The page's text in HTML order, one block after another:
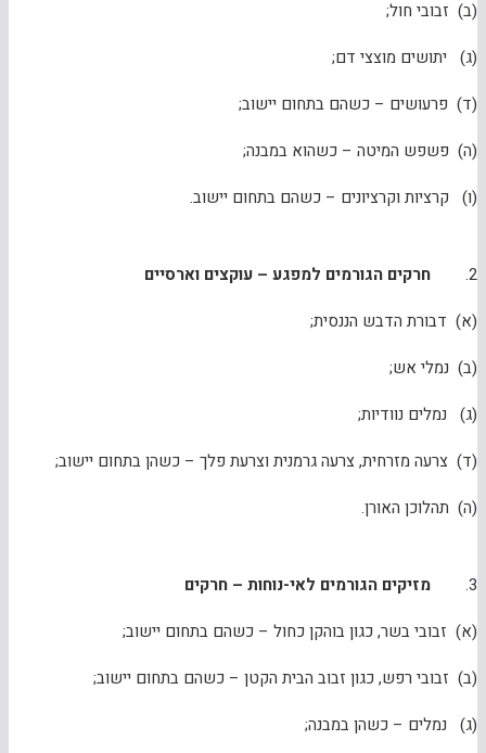
(ב) זבובי חול;
(ג) יתושים מוצצי דם;
(ד) פרעושים – כשהם בתחום יישוב;
(ה) פשפש המיטה – כשהוא במבנה;
(ו) קרציות וקרציונים – כשהם בתחום יישוב.
2.
חרקים הגורמים למפגע – עוקצים וארסיים
(א) דבורת הדבש הננסית;
(ב) נמלי אש;
(ג) נמלים נוודיות;
(ד) צרעה מזרחית, צרעה גרמנית וצרעת פלך – כשהן בתחום יישוב;
(ה) תהלוכן האורן.
3.
מזיקים הגורמים לאי-נוחות – חרקים
(א) זבובי בשר, כגון בוהקן כחול – כשהם בתחום יישוב;
(ב) זבובי רפש, כגון זבוב הבית הקטן – כשהם בתחום יישוב;
(ג) נמלים – כשהן במבנה;